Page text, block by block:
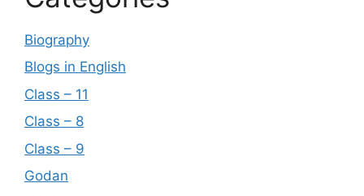
Biography
Blogs in English
Class – 11
Class – 8
Class – 9
Godan